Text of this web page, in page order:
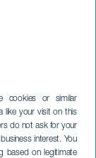
cookies or similar
like your visit on this
do not ask for your
interest. You
based on legitimate